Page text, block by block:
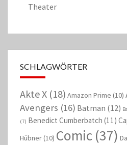
Theater
SCHLAGWÖRTER
Akte X (18) Amazon Prime (10)
Avengers (16) Batman (12)
(7) Benedict Cumberbatch (11)
Hübner (10) Comic (37)